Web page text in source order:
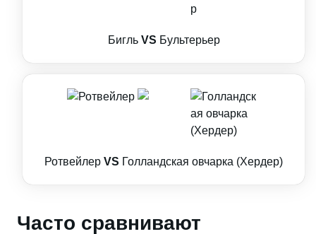
Бигль VS Бультерьер
Ротвейлер VS Голландская овчарка (Хердер)
Часто сравнивают